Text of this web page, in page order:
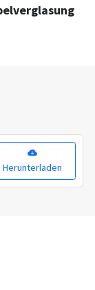
Herunterladen